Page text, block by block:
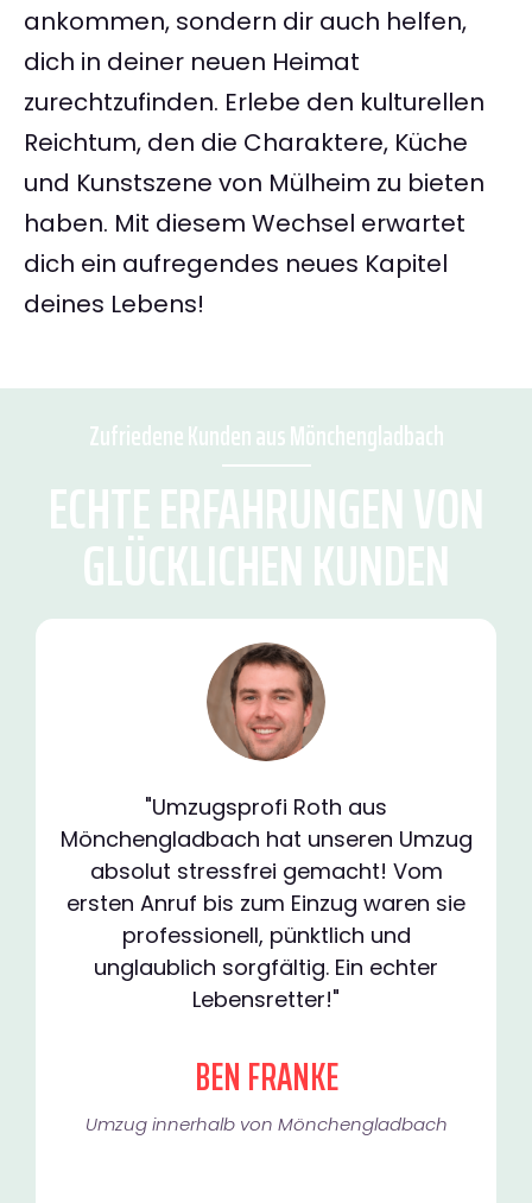
ankommen, sondern dir auch helfen,
dich in deiner neuen Heimat
zurechtzufinden. Erlebe den kulturellen
Reichtum, den die Charaktere, Küche
und Kunstszene von Mülheim zu bieten
haben. Mit diesem Wechsel erwartet
dich ein aufregendes neues Kapitel
deines Lebens!
Zufriedene Kunden aus Mönchengladbach
ECHTE ERFAHRUNGEN VON
GLÜCKLICHEN KUNDEN
"Umzugsprofi Roth aus
Mönchengladbach hat unseren Umzug
absolut stressfrei gemacht! Vom
ersten Anruf bis zum Einzug waren sie
professionell, pünktlich und
unglaublich sorgfältig. Ein echter
Lebensretter!"
BEN FRANKE
Umzug innerhalb von Mönchengladbach​